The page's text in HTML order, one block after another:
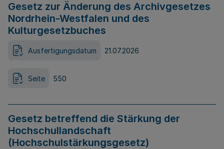
Gesetz zur Änderung des Archivgesetzes
Nordrhein-Westfalen und des
Kulturgesetzbuches
Ausfertigungsdatum 21.07.2026
Seite 550
Gesetz betreffend die Stärkung der
Hochschullandschaft
(Hochschulstärkungsgesetz)